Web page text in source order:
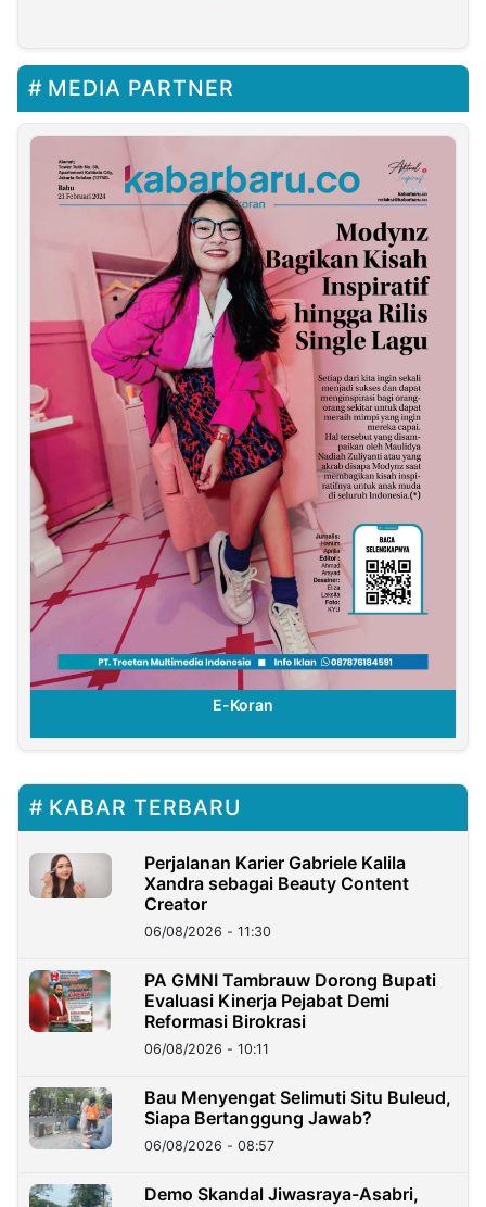
MEDIA PARTNER
E-Koran
KABAR TERBARU
Perjalanan Karier Gabriele Kalila
Xandra sebagai Beauty Content
Creator
06/08/2026 - 11:30
PA GMNI Tambrauw Dorong Bupati
Evaluasi Kinerja Pejabat Demi
Reformasi Birokrasi
06/08/2026 - 10:11
Bau Menyengat Selimuti Situ Buleud,
Siapa Bertanggung Jawab?
06/08/2026 - 08:57
Demo Skandal Jiwasraya-Asabri,